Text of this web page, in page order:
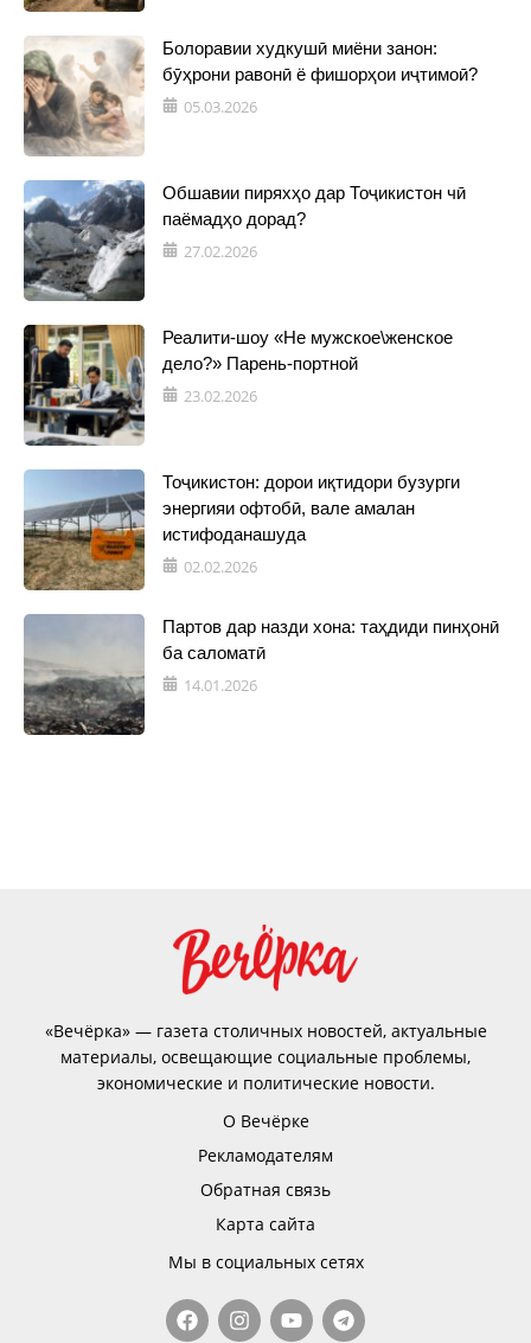
Болоравии худкушӣ миёни занон:
бӯҳрони равонӣ ё фишорҳои иҷтимоӣ?
05.03.2026
Обшавии пиряхҳо дар Тоҷикистон чӣ
паёмадҳо дорад?
27.02.2026
Реалити-шоу «Не мужское\женское
дело?» Парень-портной
23.02.2026
Тоҷикистон: дорои иқтидори бузурги
энергияи офтобӣ, вале амалан
истифоданашуда
02.02.2026
Партов дар назди хона: таҳдиди пинҳонӣ
ба саломатӣ
14.01.2026
«Вечёрка» — газета столичных новостей, актуальные
материалы, освещающие социальные проблемы,
экономические и политические новости.
О Вечёрке
Рекламодателям
Обратная связь
Карта сайта
Мы в социальных сетях